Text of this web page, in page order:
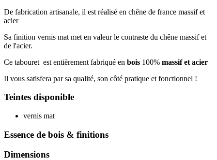
De fabrication artisanale, il est réalisé en chêne de france massif et
acier
Sa finition vernis mat met en valeur le contraste du chêne massif et
de l'acier.
Ce tabouret est entièrement fabriqué en bois 100% massif et acier
Il vous satisfera par sa qualité, son côté pratique et fonctionnel !
Teintes disponible
vernis mat
Essence de bois & finitions
Dimensions